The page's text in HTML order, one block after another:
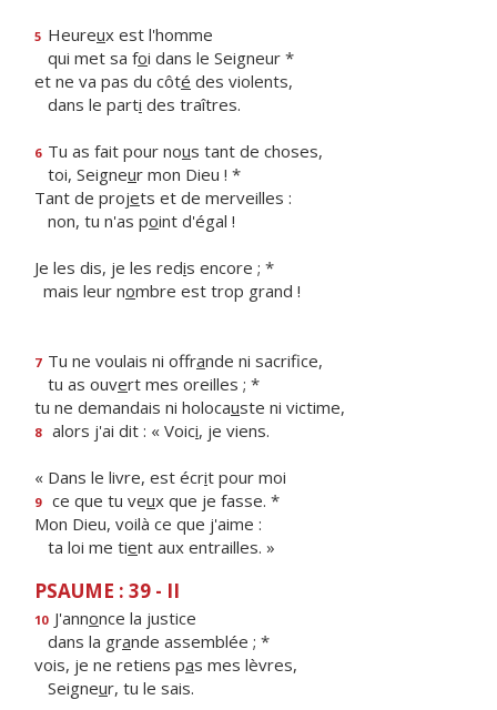
5 Heureux est l'homme
qui met sa foi dans le Seigneur *
et ne va pas du côté des violents,
dans le parti des traîtres.
6 Tu as fait pour nous tant de choses,
toi, Seigneur mon Dieu ! *
Tant de projets et de merveilles :
non, tu n'as point d'égal !
Je les dis, je les redis encore ; *
mais leur nombre est trop grand !
7 Tu ne voulais ni offrande ni sacrifice,
tu as ouvert mes oreilles ; *
tu ne demandais ni holocauste ni victime,
8 alors j'ai dit : « Voici, je viens.
« Dans le livre, est écrit pour moi
9 ce que tu veux que je fasse. *
Mon Dieu, voilà ce que j'aime :
ta loi me tient aux entrailles. »
PSAUME : 39 - II
10 J'annonce la justice
dans la grande assemblée ; *
vois, je ne retiens pas mes lèvres,
Seigneur, tu le sais.